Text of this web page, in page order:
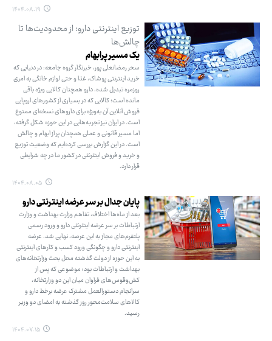
۱۴۰۴.۰۸.۱۹
توزیع اینترنتی دارو؛ از محدودیت‌ها تا
چالش‌ها
یک مسیر پرابهام
سحر رمضانعلی پور، خبرنگار گروه جامعه: در دنیایی که
خرید اینترنتی پوشاک، غذا و حتی لوازم خانگی به امری
روزمره تبدیل شده، دارو همچنان کالایی ویژه باقی
مانده است؛ کالایی که در بسیاری از کشورهای اروپایی
فروش آنلاین آن به‌ویژه برای داروهای نسخه‌ای ممنوع
است. در ایران نیز تجربه‌هایی در این حوزه شکل گرفته،
اما مسیر قانونی و عملی همچنان پر از ابهام و چالش
است. در این گزارش بررسی کرده‌ایم که وضعیت توزیع
و خرید و فروش اینترنتی در کشور ما در چه شرایطی
قرار دارد.
۱۴۰۴.۰۸.۰۵
پایان جدال بر سر عرضه اینترنتی دارو
بعد از ماه‌ها اختلاف، تفاهم وزارت بهداشت و وزارت
ارتباطات بر سر عرضه اینترنتی دارو و ورود رسمی
پلتفرم‌های مجاز به این عرصه، نهایی شد. عرضه
اینترنتی دارو و چگونگی ورود کسب و کارهای اینترنتی
به این حوزه از دولت گذشته محل بحث وزارتخانه‌های
بهداشت و ارتباطات بود؛ موضوعی که پس از
کش‌وقوس‌های فراوان میان این دو وزارتخانه،
سرانجام دستورالعمل مشترک عرضه برخط دارو و
کالاهای سلامت‌محور روز گذشته به امضای دو وزیر
رسید.
۱۴۰۴.۰۷.۱۵